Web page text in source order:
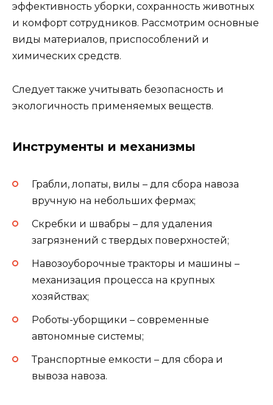
эффективность уборки, сохранность животных
и комфорт сотрудников. Рассмотрим основные
виды материалов, приспособлений и
химических средств.
Следует также учитывать безопасность и
экологичность применяемых веществ.
Инструменты и механизмы
Грабли, лопаты, вилы – для сбора навоза
вручную на небольших фермах;
Скребки и швабры – для удаления
загрязнений с твердых поверхностей;
Навозоуборочные тракторы и машины –
механизация процесса на крупных
хозяйствах;
Роботы-уборщики – современные
автономные системы;
Транспортные емкости – для сбора и
вывоза навоза.